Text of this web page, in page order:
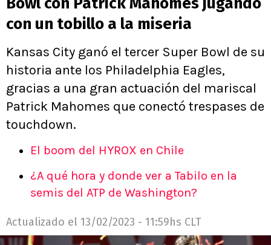
con un tobillo a la miseria
Kansas City ganó el tercer Super Bowl de su
historia ante los Philadelphia Eagles,
gracias a una gran actuación del mariscal
Patrick Mahomes que conectó trespases de
touchdown.
El boom del HYROX en Chile
¿A qué hora y donde ver a Tabilo en la
semis del ATP de Washington?
Actualizado el 13/02/2023 - 11:59hs CLT